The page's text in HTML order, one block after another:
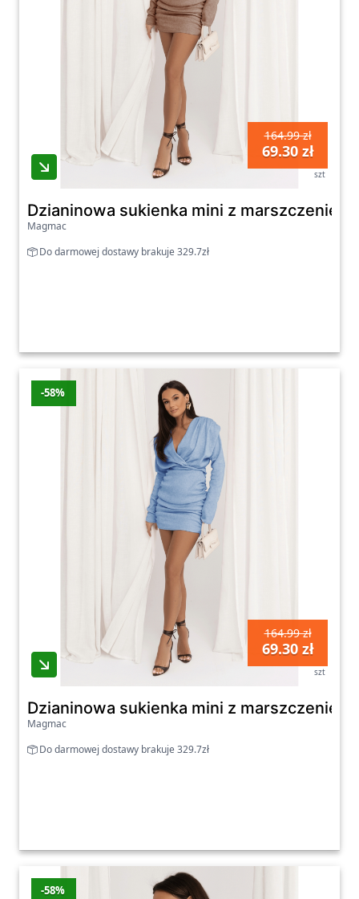
164.99 zł
69.30 zł
szt
Dzianinowa sukienka mini z marszczeniem
Magmac
Do darmowej dostawy brakuje 329.7zł
-58%
164.99 zł
69.30 zł
szt
Dzianinowa sukienka mini z marszczeniem
Magmac
Do darmowej dostawy brakuje 329.7zł
-58%